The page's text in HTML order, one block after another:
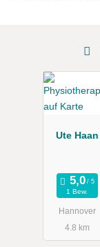
Ute Haan
1 Bew.
Hannover
4.8 km